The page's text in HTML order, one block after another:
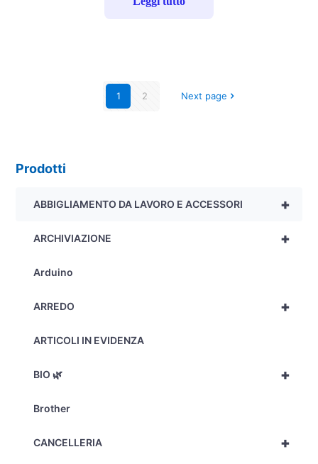
Prodotti
+
ABBIGLIAMENTO DA LAVORO E ACCESSORI
+
ARCHIVIAZIONE
Arduino
+
ARREDO
ARTICOLI IN EVIDENZA
+
BIO 🌿
Brother
+
CANCELLERIA
1 2 Next page